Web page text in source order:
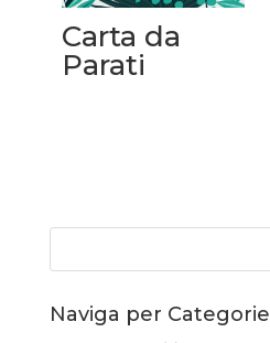
Carta da
Parati
Naviga per Categorie